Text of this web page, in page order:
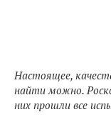
Настоящее,
найти можно.
них прошли все